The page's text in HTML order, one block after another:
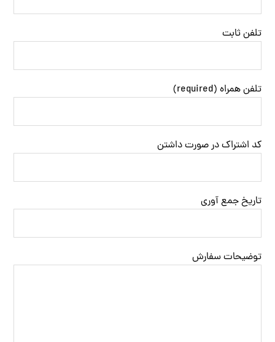
تلفن ثابت
تلفن همراه (required)
کد اشتراک در صورت داشتن
تاریخ جمع آوری
توضیحات سفارش